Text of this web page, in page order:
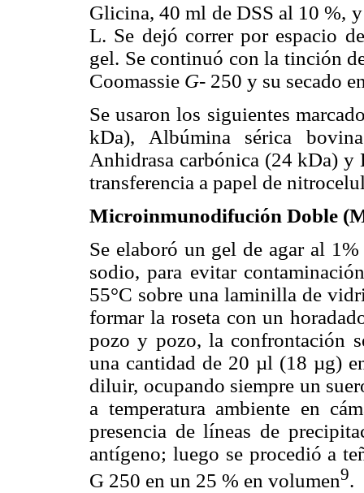
Glicina, 40 ml de DSS al 10 %,
L. Se dejó correr por espacio
gel. Se continuó con la tinción
Coomassie G- 250 y su secado
Se usaron los siguientes
kDa), Albúmina sérica
Anhidrasa carbónica (24 kDa)
transferencia a papel de
Microinmunodifución Doble
Se elaboró un gel de agar al
sodio, para evitar
55°C sobre una laminilla de
formar la roseta con un
pozo y pozo, la confrontación
una cantidad de 20 µl (18 µg)
diluir, ocupando siempre un
a temperatura ambiente en
presencia de líneas de
antígeno; luego se procedió a
G 250 en un 25 % en volumen9.